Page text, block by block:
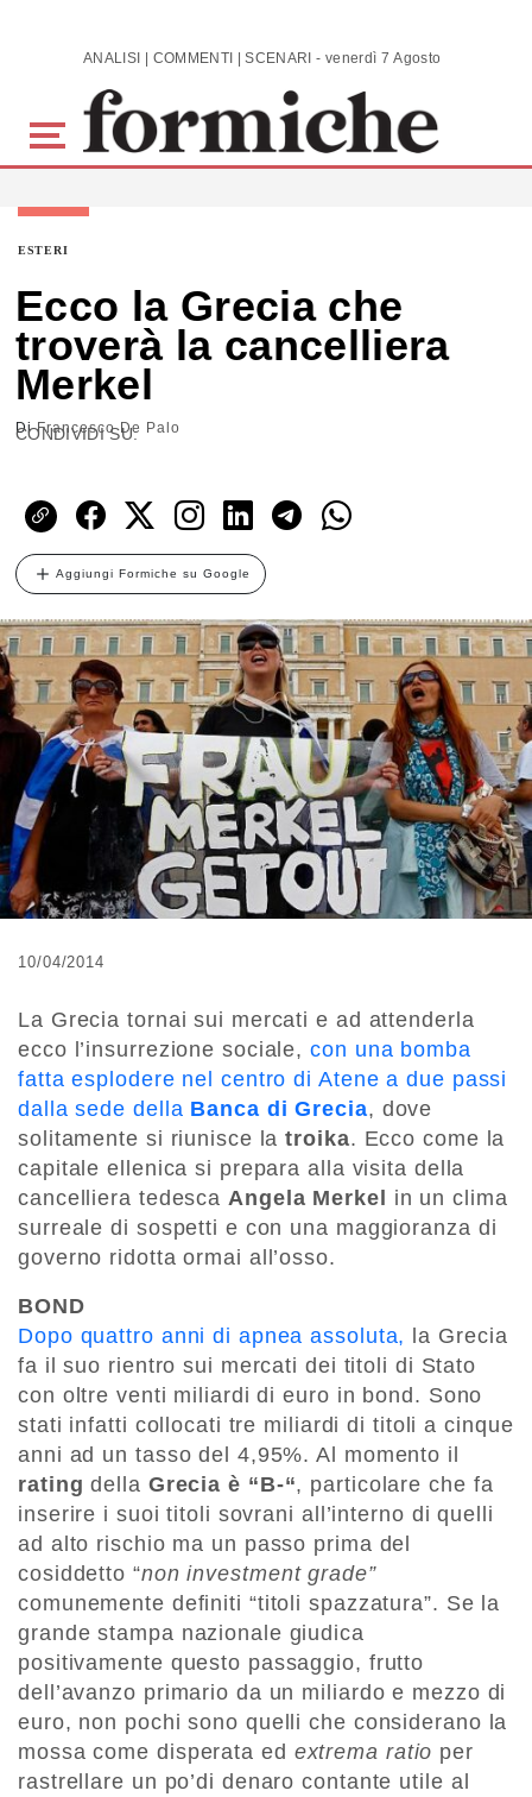
Skip to main content ANALISI | COMMENTI | SCENARI - venerdì 7 Agosto 2026
ESTERI
Ecco la Grecia che
troverà la cancelliera
Merkel
DiFrancesco De Palo
CONDIVIDI SU:
Aggiungi Formiche su Google
10/04/2014
La Grecia tornai sui mercati e ad attenderla
ecco l’insurrezione sociale,con una bomba
fatta esplodere nel centro di Atene a due passi
dalla sede della Banca di Grecia, dove
solitamente si riunisce latroika. Ecco come la
capitale ellenica si prepara alla visita della
cancelliera tedesca Angela Merkel in un clima
surreale di sospetti e con una maggioranza di
governo ridotta ormai all’osso.
BOND
Dopo quattro anni di apnea assoluta, la Grecia
fa il suo rientro sui mercati dei titoli di Stato
con oltre venti miliardi di euro in bond. Sono
stati infatti collocati tre miliardi di titoli a cinque
anni ad un tasso del 4,95%. Al momento il
rating della Grecia è “B-“, particolare che fa
inserire i suoi titoli sovrani all’interno di quelli
ad alto rischio ma un passo prima del
cosiddetto “non investment grade”
comunemente definiti “titoli spazzatura”. Se la
grande stampa nazionale giudica
positivamente questo passaggio, frutto
dell’avanzo primario da un miliardo e mezzo di
euro, non pochi sono quelli che considerano la
mossa come disperata ed extrema ratio per
rastrellare un po’di denaro contante utile al